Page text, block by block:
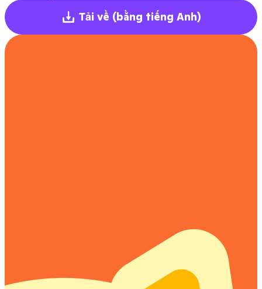
Tải về (bằng tiếng Anh)